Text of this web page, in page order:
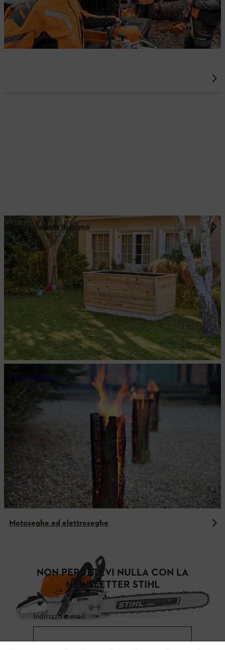
Aiuola rialzata in legno
Torcia svedese
Motoseghe ed elettroseghe
NON PERDETEVI NULLA CON LA
NEWSLETTER STIHL
Indirizzo e-mail